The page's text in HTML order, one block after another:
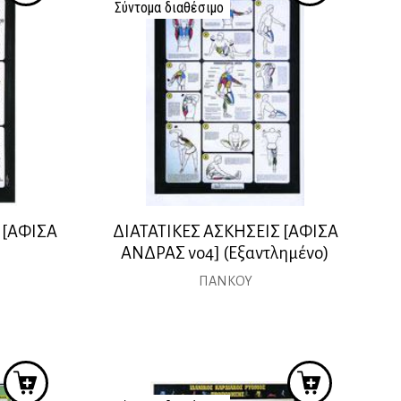
Σύντομα διαθέσιμο
ΔΙΑΤΑΤΙΚΕΣ ΑΣΚΗΣΕΙΣ [ΑΦΙΣΑ
ΑΝΔΡΑΣ νο4] (Εξαντλημένο)
ΠΑΝΚΟΥ